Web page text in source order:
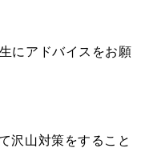
にアドバイスをお願
沢山対策をすること